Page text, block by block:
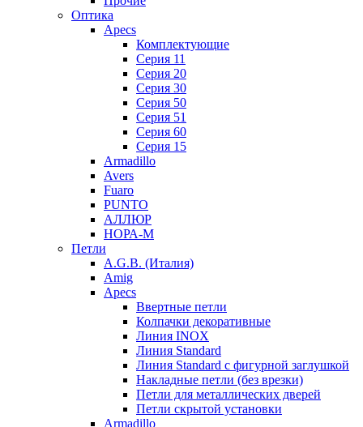
Оптика
Apecs
Комплектующие
Серия 11
Серия 20
Серия 30
Серия 50
Серия 51
Серия 60
Серия 15
Armadillo
Avers
Fuaro
PUNTO
АЛЛЮР
НОРА-М
Петли
A.G.B. (Италия)
Amig
Apecs
Ввертные петли
Колпачки декоративные
Линия INOX
Линия Standard
Линия Standard с фигурной заглушкой
Накладные петли (без врезки)
Петли для металлических дверей
Петли скрытой установки
Armadillo